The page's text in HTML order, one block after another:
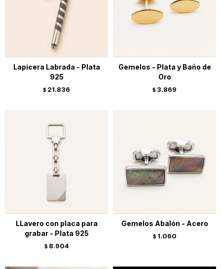
Lapicera Labrada - Plata
925
$ 21.836
Gemelos - Plata y Baño de
Oro
$ 3.869
LLavero con placa para
grabar - Plata 925
$ 8.904
Gemelos Abalón - Acero
$ 1.060